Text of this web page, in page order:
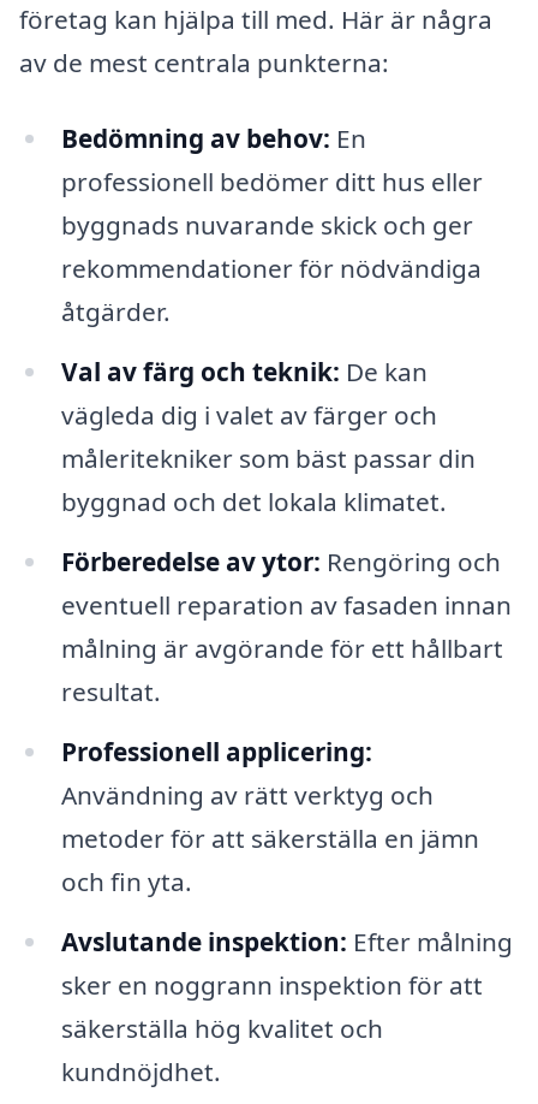
företag kan hjälpa till med. Här är några
av de mest centrala punkterna:
Bedömning av behov: En
professionell bedömer ditt hus eller
byggnads nuvarande skick och ger
rekommendationer för nödvändiga
åtgärder.
Val av färg och teknik: De kan
vägleda dig i valet av färger och
måleritekniker som bäst passar din
byggnad och det lokala klimatet.
Förberedelse av ytor: Rengöring och
eventuell reparation av fasaden innan
målning är avgörande för ett hållbart
resultat.
Professionell applicering:
Användning av rätt verktyg och
metoder för att säkerställa en jämn
och fin yta.
Avslutande inspektion: Efter målning
sker en noggrann inspektion för att
säkerställa hög kvalitet och
kundnöjdhet.